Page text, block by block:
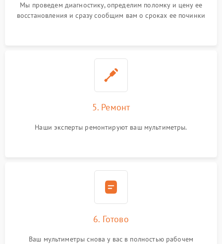
Мы проведем диагностику, определим поломку и цену ее
восстановления и сразу сообщим вам о сроках ее починки
5. Ремонт
Наши эксперты ремонтируют ваш мультиметры.
6. Готово
Ваш мультиметры снова у вас в полностью рабочем